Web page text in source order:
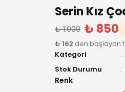
Serin Kız
₺ 1.000 ₺ 850
₺ 162 den başlayan
Kategori
Stok Durumu
Renk